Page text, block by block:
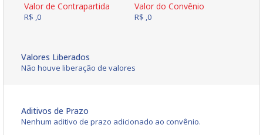
Valor de Contrapartida
R$ ,0
Valor do Convênio
R$ ,0
Valores Liberados
Não houve liberação de valores
Aditivos de Prazo
Nenhum aditivo de prazo adicionado ao convênio.